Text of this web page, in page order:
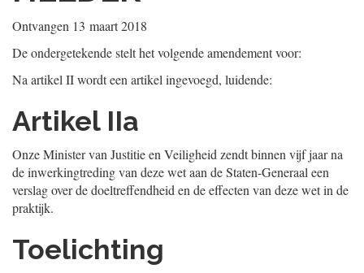
Ontvangen 13 maart 2018
De ondergetekende stelt het volgende amendement voor:
Na artikel II wordt een artikel ingevoegd, luidende:
Artikel IIa
Onze Minister van Justitie en Veiligheid zendt binnen vijf jaar na
de inwerkingtreding van deze wet aan de Staten-Generaal een
verslag over de doeltreffendheid en de effecten van deze wet in de
praktijk.
Toelichting